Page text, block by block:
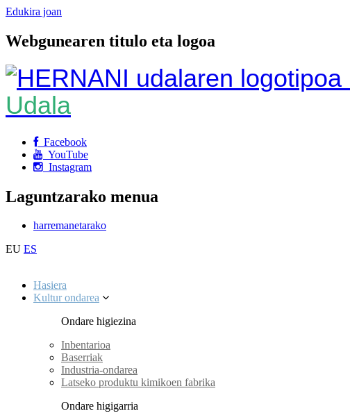
Edukira joan
Webgunearen titulo eta logoa
Udala
Facebook
YouTube
Instagram
Laguntzarako menua
harremanetarako
EU ES
Hasiera
Kultur ondarea
Ondare higiezina
Inbentarioa
Baserriak
Industria-ondarea
Latseko produktu kimikoen fabrika
Ondare higigarria